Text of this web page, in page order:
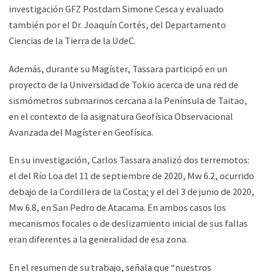
investigación GFZ Postdam Simone Cesca y evaluado
también por el Dr. Joaquín Cortés, del Departamento
Ciencias de la Tierra de la UdeC.
Además, durante su Magíster, Tassara participó en un
proyecto de la Universidad de Tokio acerca de una red de
sismómetros submarinos cercana a la Península de Taitao,
en el contexto de la asignatura Geofísica Observacional
Avanzada del Magíster en Geofísica.
En su investigación, Carlos Tassara analizó dos terremotos:
el del Río Loa del 11 de septiembre de 2020, Mw 6.2, ocurrido
debajo de la Cordillera de la Costa; y el del 3 de junio de 2020,
Mw 6.8, en San Pedro de Atacama. En ambos casos los
mecanismos focales o de deslizamiento inicial de sus fallas
eran diferentes a la generalidad de esa zona.
En el resumen de su trabajo, señala que “nuestros